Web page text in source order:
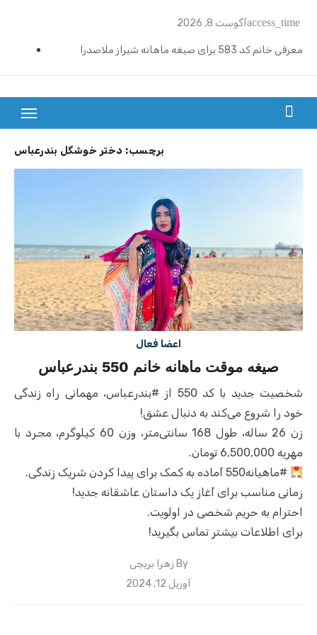
content
access_timeآگوست 8, 2026
معرفی خانم کد 583 برای صیغه ماهانه شیراز ملاصدرا
ازدواج موقت ماهیانه رامسر | خانم کد 591
ازدواج موقت ماهیانه اصفهان | معرفی خانم کد 589
معرفی خانم کد 586 برای ازدواج موقت ماهیانه قزوین
معرفی خانم کد 585 برای ازدواج موقت ماهیانه در نوشهر
معرفی خانم کد 584 برای صیغه ماهانه زنجان و ازدواج موقت
بزرگترین سایت صیغه یابی از سراسر ایران
برچسب: دختر خوشگل بندرعباس
اعضا فعال
صیغه موقت ماهانه خانم 550 بندرعباس
شخصیت جدید با کد 550 از #بندرعباس، مهمانی راه زندگی
خود را شروع می‌کند به دنبال عشق!
زن 26 ساله، طول 168 سانتی‌متر، وزن 60 کیلوگرم، مجرد با
مهریه 6,500,000 تومان.
#ماهیانه550 آماده به کمک برای پیدا کردن شریک زندگی.
زمانی مناسب برای آغاز یک داستان عاشقانه جدید!
احترام به حریم شخصی در اولویت.
برای اطلاعات بیشتر تماس بگیرید!
By زهرا بریچی
Posted
آوریل 12, 2024